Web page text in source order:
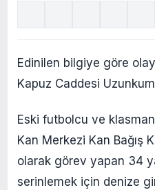
Edinilen bilgiye göre
Kapuz Caddesi
Eski futbolcu ve
Kan Merkezi Kan Bağış
olarak görev yapan 34
serinlemek için denize